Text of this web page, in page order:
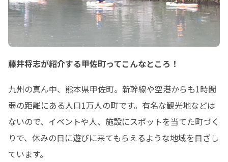
藤井将志が紹介する甲佐町ってこんなところ！
九州の真ん中、熊本県甲佐町。新幹線や空港からも1時間
弱の距離にある人口1万人の町です。有名な観光地などは
ないので、イベントや人、施設にスポットを当てた町づく
りで、休みの日に遊びに来てもらえるような地域を目ざし
ています。